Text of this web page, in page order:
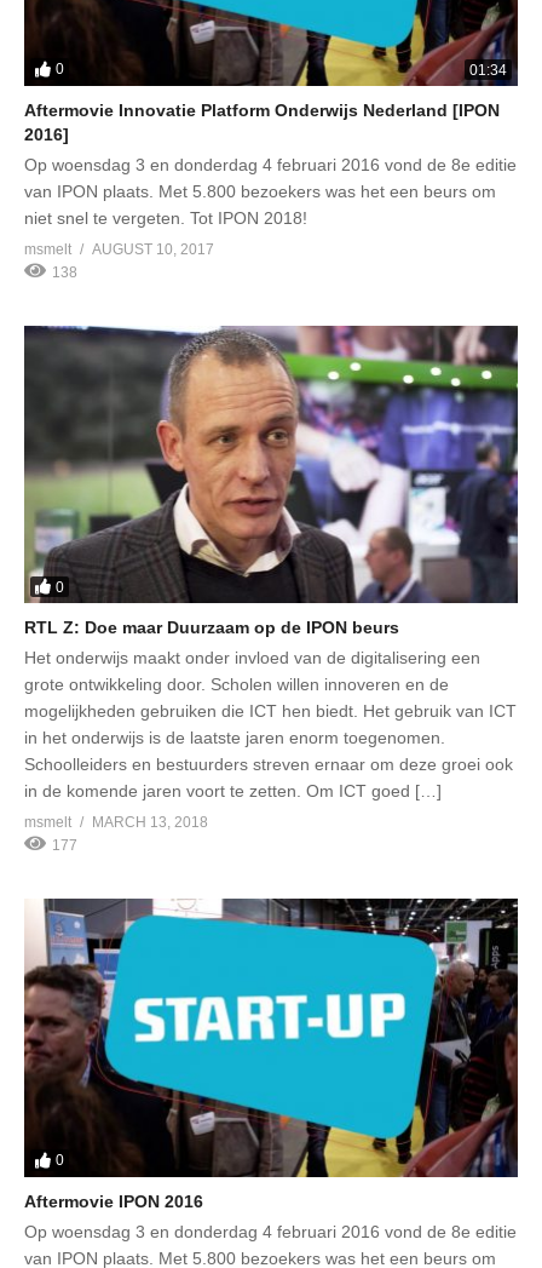
0 01:34
Aftermovie Innovatie Platform Onderwijs Nederland [IPON
2016]
Op woensdag 3 en donderdag 4 februari 2016 vond de 8e editie
van IPON plaats. Met 5.800 bezoekers was het een beurs om
niet snel te vergeten. Tot IPON 2018!
msmelt
AUGUST 10, 2017
138
0
RTL Z: Doe maar Duurzaam op de IPON beurs
Het onderwijs maakt onder invloed van de digitalisering een
grote ontwikkeling door. Scholen willen innoveren en de
mogelijkheden gebruiken die ICT hen biedt. Het gebruik van ICT
in het onderwijs is de laatste jaren enorm toegenomen.
Schoolleiders en bestuurders streven ernaar om deze groei ook
in de komende jaren voort te zetten. Om ICT goed […]
msmelt
MARCH 13, 2018
177
0
Aftermovie IPON 2016
Op woensdag 3 en donderdag 4 februari 2016 vond de 8e editie
van IPON plaats. Met 5.800 bezoekers was het een beurs om